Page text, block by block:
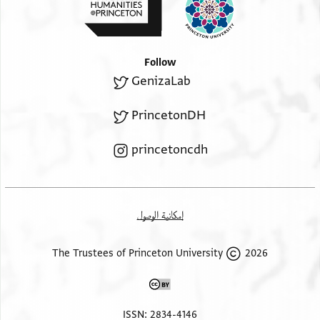
ברחמי צור אנו לשלום הנפש והוא יתרומם על כל ברכה
קד עלם אללה תעאלי אשתיאקי אלי נטר מולאי ורגבתי
גדא למא נסמע מן [אל]עובר והשבים מן אלמבאחה
פי דלך גמאעה אצחאבנא אלגזיין שאכרין גדא אללה
מזיד כול כיר וקד עלם [אל]לה אן נחן נשרף בהדא
נהמל אלצלוה עליה ועליה (!) אהלה חרסהם אללה בכל
שבת ומועד
ואם הכתבים נחתכים הלבבות נצרכים לראות קלסטר
Follow
GenizaLab
PrincetonDH
princetoncdh
إمكانية الوصول
2026 The Trustees of Princeton University
ISSN: 2834-4146